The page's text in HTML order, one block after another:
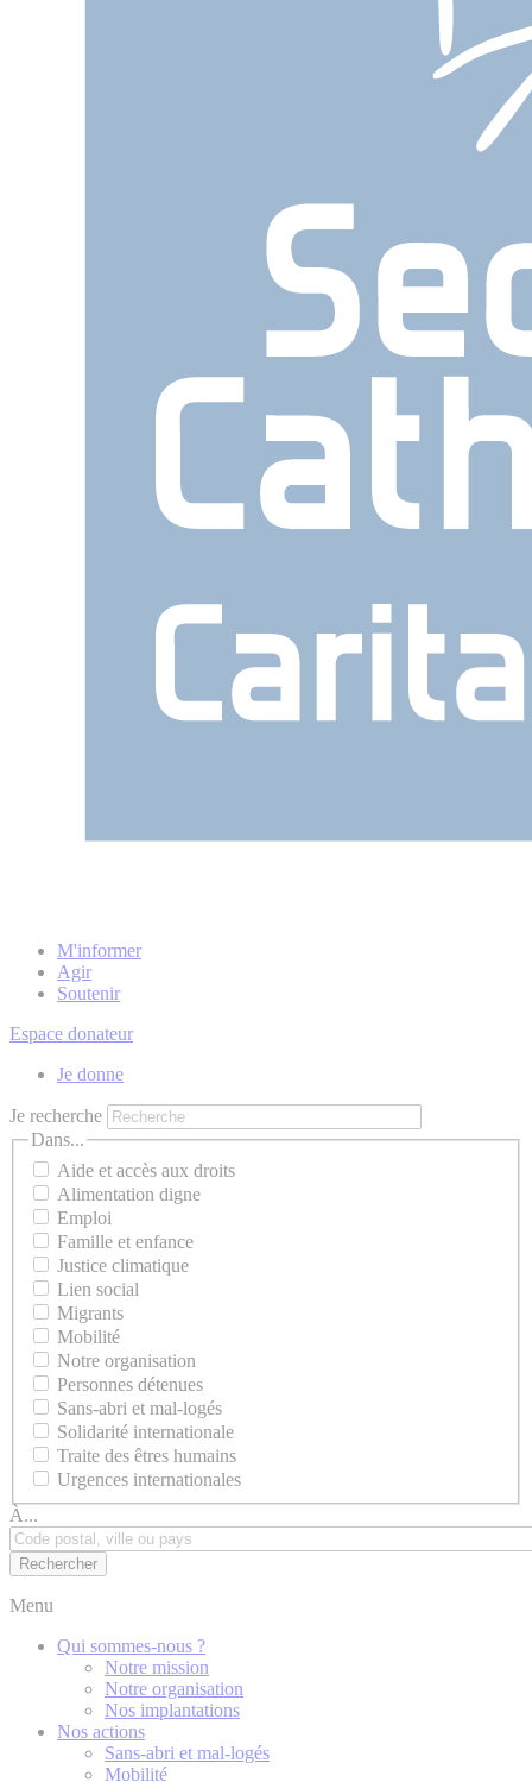
M'informer
Agir
Soutenir
Espace donateur
Je donne
Je recherche
Dans...
Aide et accès aux droits
Alimentation digne
Emploi
Famille et enfance
Justice climatique
Lien social
Migrants
Mobilité
Notre organisation
Personnes détenues
Sans-abri et mal-logés
Solidarité internationale
Traite des êtres humains
Urgences internationales
À...
Menu
Qui sommes-nous ?
Notre mission
Notre organisation
Nos implantations
Nos actions
Sans-abri et mal-logés
Mobilité